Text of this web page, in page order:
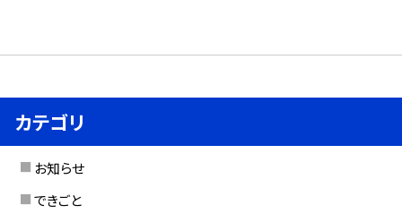
カテゴリ
お知らせ
できごと